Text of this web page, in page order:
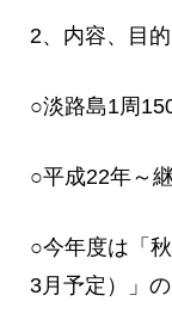
2、内容、目的
○淡路島1周
○平成22年～
○今年度は「
3月予定）」